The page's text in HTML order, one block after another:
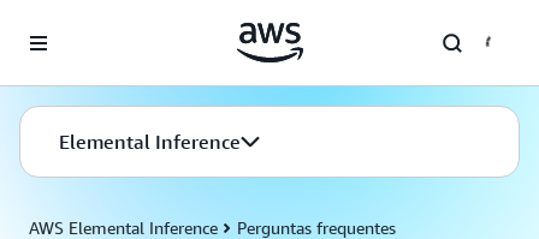
Pular para o conteúdo principal
Elemental Inference
AWS Elemental Inference Perguntas frequentes